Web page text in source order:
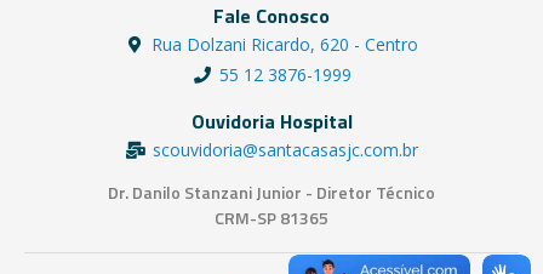
Fale Conosco
Rua Dolzani Ricardo, 620 - Centro
55 12 3876-1999
Ouvidoria Hospital
scouvidoria@santacasasjc.com.br
Dr. Danilo Stanzani Junior - Diretor Técnico
CRM-SP 81365